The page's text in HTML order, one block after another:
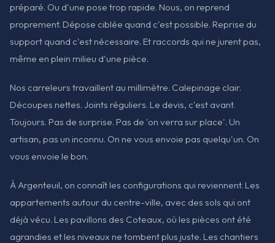
préparé. Ou d'une pose trop rapide. Nous, on reprend
proprement. Dépose ciblée quand c'est possible. Reprise du
support quand c'est nécessaire. Et raccords qui ne jurent pas,
même en plein milieu d'une pièce.
Nos carreleurs travaillent au millimètre. Calepinage clair.
Découpes nettes. Joints réguliers. Le devis, c'est avant.
Toujours. Pas de surprise. Pas de 'on verra sur place'. Un
artisan, pas un inconnu. On ne vous envoie pas quelqu'un. On
vous envoie le bon.
À Argenteuil, on connaît les configurations qui reviennent. Les
appartements autour du centre-ville, avec des sols qui ont
déjà vécu. Les pavillons des Coteaux, où les pièces ont été
agrandies et les niveaux ne tombent plus juste. Les chantiers